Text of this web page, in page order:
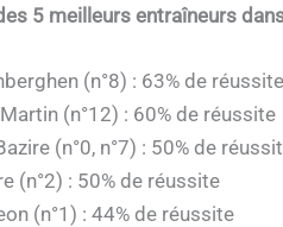
5 meilleurs entraîneurs
(n°8) : 63% de réussite
(n°12) : 60% de réussite
(n°0, n°7) : 50% de
(n°2) : 50% de réussite
(n°1) : 44% de réussite